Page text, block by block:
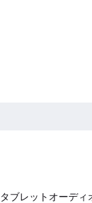
タブレット オーディ